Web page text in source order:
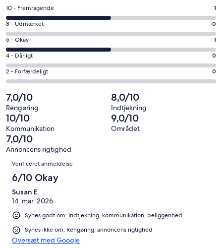
et
nyt
vindue
Bedømmelse
på
10
−
Fremragende.
1
af
i
alt
2
anmeldelser
10 - Fremragende 1
Bedømmelse
på
8
−
Udmærket.
0
i
alt
2
anmeldelser
8 - Udmærket 0
Bedømmelse
på
6
−
Okay.
1
af
i
alt
2
anmeldelser
6 - Okay 1
Bedømmelse
på
4
Dårligt.
0
af
i
alt
2
anmeldelser
4 - Dårligt 0
Bedømmelse
på
2
−
Forfærdeligt.
0
af
i
anmeldelser
2 - Forfærdeligt 0
7,0/10
Rengøring
8,0/10
Indtjekning
10/10
Kommunikation
9,0/10
Området
7,0/10
Annoncens rigtighed
Anmeldelser
Verificeret anmeldelse
6/10 Okay
Susan E.
14. mar. 2026
Synes godt om: Indtjekning, kommunikation, beliggenhed
Synes ikke om: Rengøring, annoncens rigtighed
Oversæt med Google